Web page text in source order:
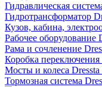
Гидравлическая
Гидротрансформатор
Кузов, кабина,
Рабочее оборудование
Рама и сочленение
Коробка переключения
Мосты и колеса Dressta
Тормозная система